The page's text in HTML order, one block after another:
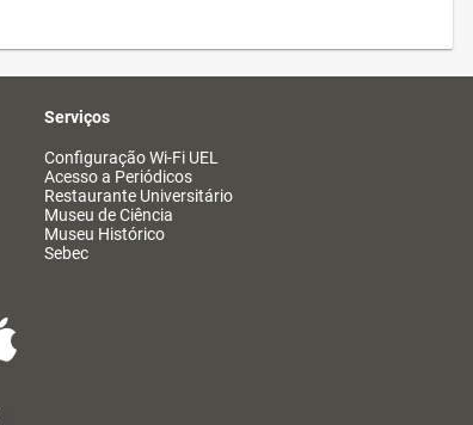
Serviços
Configuração Wi-Fi UEL
Acesso a Periódicos
Restaurante Universitário
Museu de Ciência
Museu Histórico
Sebec